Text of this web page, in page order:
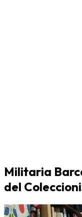
Militaria
del